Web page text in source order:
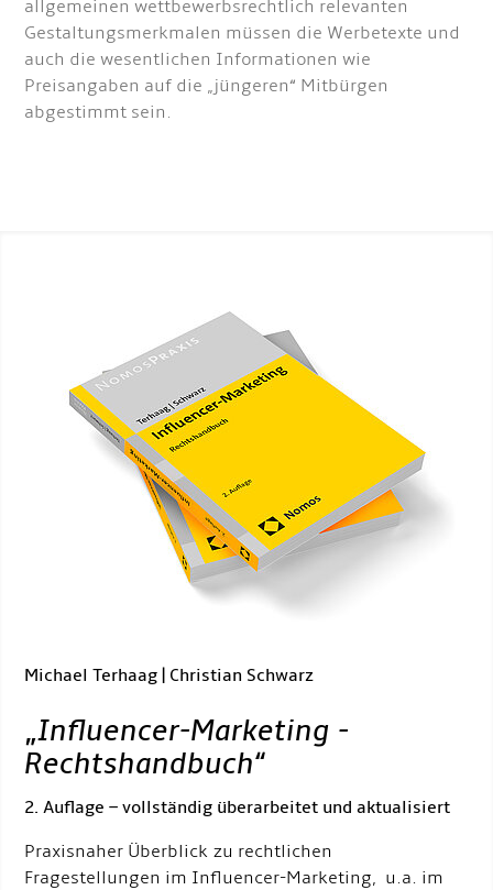
allgemeinen wettbewerbsrechtlich relevanten
Gestaltungsmerkmalen müssen die Werbetexte und
auch die wesentlichen Informationen wie
Preisangaben auf die „jüngeren“ Mitbürgen
abgestimmt sein.
Michael Terhaag | Christian Schwarz
„Influencer-Marketing -
Rechtshandbuch“
2. Auflage – vollständig überarbeitet und aktualisiert
Praxisnaher Überblick zu rechtlichen
Fragestellungen im Influencer-Marketing, u.a. im